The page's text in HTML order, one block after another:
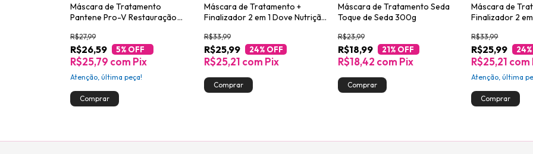
Máscara de Tratamento
Pantene Pro-V Restauração
R$26,59
R$27,99
5% OFF
R$25,79 com Pix
Atenção, última peça!
Máscara de Tratamento +
Finalizador 2 em 1 Dove Nutrição
R$25,99
R$33,99
24% OFF
R$25,21 com Pix
Máscara de Tratamento Seda
Toque de Seda 300g
R$18,99
R$23,99
21% OFF
R$18,42 com Pix
Máscara de
Finalizador 2
R$25,99
R$33,99
24
R$25,21 com
Atenção, última